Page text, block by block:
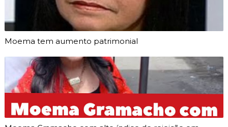
Moema tem aumento patrimonial